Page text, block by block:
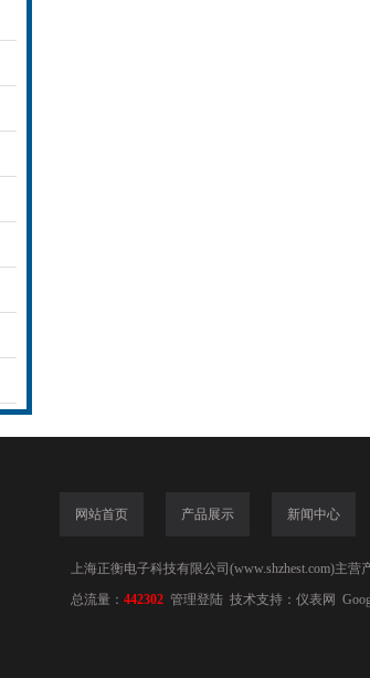
网站首页 产品展示 新闻中心
上海正衡电子科技有限公司(www.shzhest.com)主营
总流量： 442302 管理登陆 技术支持： 仪表网